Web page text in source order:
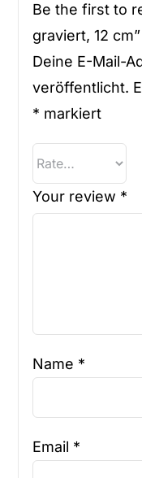
Be the first to
graviert, 12 cm”
Deine E-Mail-
veröffentlicht.
* markiert
Your review *
Name *
Email *